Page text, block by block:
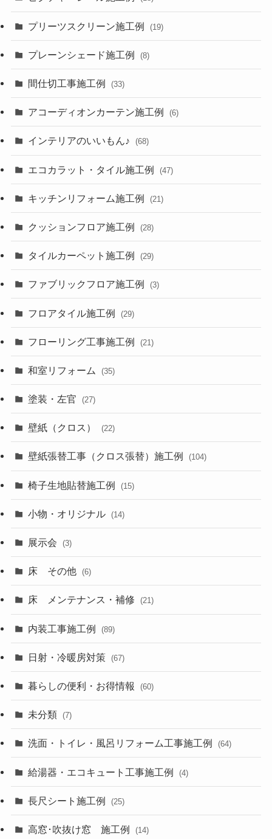
プリーツスクリーン施工例 (19)
プレーンシェード施工例 (8)
間仕切工事施工例 (33)
アコーディオンカーテン施工例 (6)
インテリアのいいもん♪ (68)
エコカラット・タイル施工例 (47)
キッチンリフォーム施工例 (21)
クッションフロア施工例 (28)
タイルカーペット施工例 (29)
ファブリックフロア施工例 (3)
フロアタイル施工例 (29)
フローリング工事施工例 (21)
和室リフォーム (35)
塗装・左官 (27)
壁紙（クロス） (22)
壁紙張替工事（クロス張替）施工例 (104)
椅子生地貼替施工例 (15)
小物・オリジナル (14)
展示会 (3)
床 その他 (6)
床 メンテナンス・補修 (21)
内装工事施工例 (89)
日射・冷暖房対策 (67)
暮らしの便利・お得情報 (60)
未分類 (7)
洗面・トイレ・風呂リフォーム工事施工例 (64)
給湯器・エコキュート工事施工例 (4)
長尺シート施工例 (25)
高窓･吹抜け窓 施工例 (14)